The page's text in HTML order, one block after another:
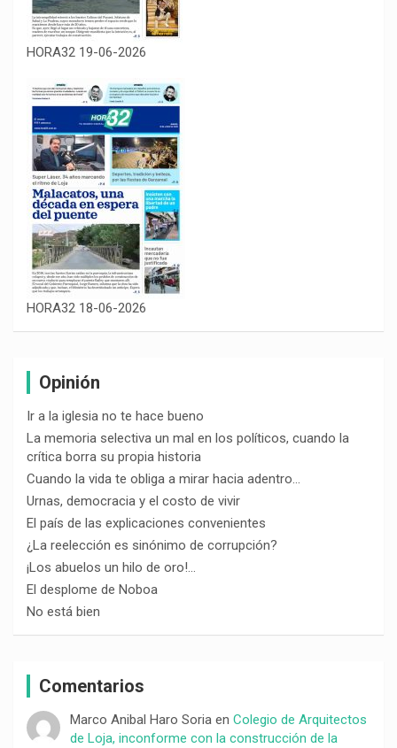
HORA32 19-06-2026
HORA32 18-06-2026
Opinión
Ir a la iglesia no te hace bueno
La memoria selectiva un mal en los políticos, cuando la
crítica borra su propia historia
Cuando la vida te obliga a mirar hacia adentro…
Urnas, democracia y el costo de vivir
El país de las explicaciones convenientes
¿La reelección es sinónimo de corrupción?
¡Los abuelos un hilo de oro!…
El desplome de Noboa
No está bien
Comentarios
Marco Anibal Haro Soriaen Colegio de Arquitectos
de Loja, inconforme con la construcción de la